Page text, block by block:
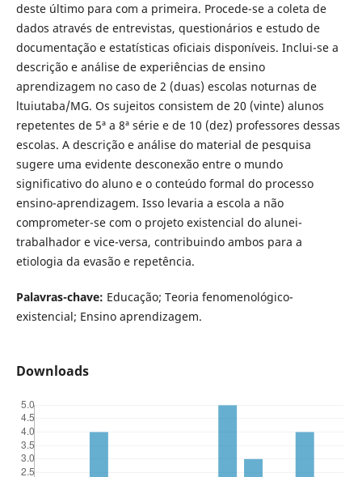
deste último para com a primeira. Procede-se a coleta de
dados através de entrevistas, questionários e estudo de
documentação e estatísticas oficiais disponíveis. Inclui-se a
descrição e análise de experiências de ensino
aprendizagem no caso de 2 (duas) escolas noturnas de
ltuiutaba/MG. Os sujeitos consistem de 20 (vinte) alunos
repetentes de 5ª a 8ª série e de 10 (dez) professores dessas
escolas. A descrição e análise do material de pesquisa
sugere uma evidente desconexão entre o mundo
significativo do aluno e o conteúdo formal do processo
ensino-aprendizagem. Isso levaria a escola a não
comprometer-se com o projeto existencial do alunei-
trabalhador e vice-versa, contribuindo ambos para a
etiologia da evasão e repetência.
Palavras-chave: Educação; Teoria fenomenológico-
existencial; Ensino aprendizagem.
Downloads